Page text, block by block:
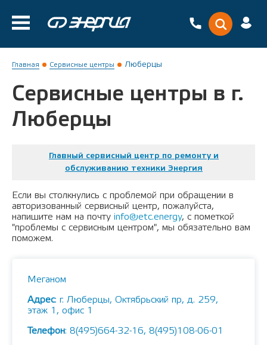
Главная Сервисные центры Люберцы
Сервисные центры в г.
Люберцы
Главный сервисный центр по ремонту и
обслуживанию техники Энергия
Если вы столкнулись с проблемой при обращении в
авторизованный сервисный центр, пожалуйста,
напишите нам на почту info@etc.energy, с пометкой
"проблемы с сервисным центром", мы обязательно вам
поможем.
Меганом
Адрес: г. Люберцы, Октябрьский пр, д. 259,
этаж 1, офис 1
Телефон: 8(495)664-32-16, 8(495)108-06-01